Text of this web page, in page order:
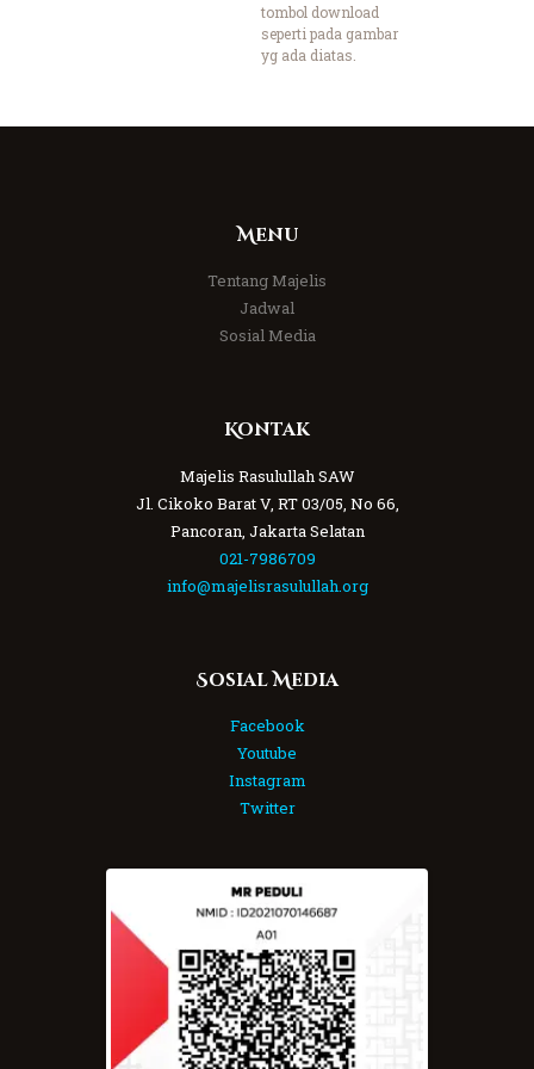
tombol download
seperti pada gambar
yg ada diatas.
Menu
Tentang Majelis
Jadwal
Sosial Media
Kontak
Majelis Rasulullah SAW
Jl. Cikoko Barat V, RT 03/05, No 66,
Pancoran, Jakarta Selatan
021-7986709
info@majelisrasulullah.org
Sosial Media
Facebook
Youtube
Instagram
Twitter